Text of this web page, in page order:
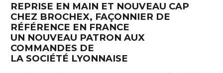
REPRISE EN MAIN ET NOUVEAU CAP
CHEZ BROCHEX, FAÇONNIER DE
RÉFÉRENCE EN FRANCE
UN NOUVEAU PATRON AUX
COMMANDES DE
LA SOCIÉTÉ LYONNAISE